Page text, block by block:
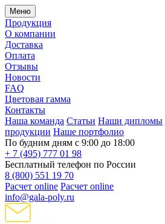
Меню
Продукция
О компании
Доставка
Оплата
Отзывы
Новости
FAQ
Цветовая гамма
Контакты
Наша команда Статьи Наши дипломы
продукции Наше портфолио
По будним дням с 9:00 до 18:00
+ 7 (495) 777 01 98
Бесплатный телефон по России
8 (800) 551 19 70
Расчет online Расчет online
info@gala-poly.ru